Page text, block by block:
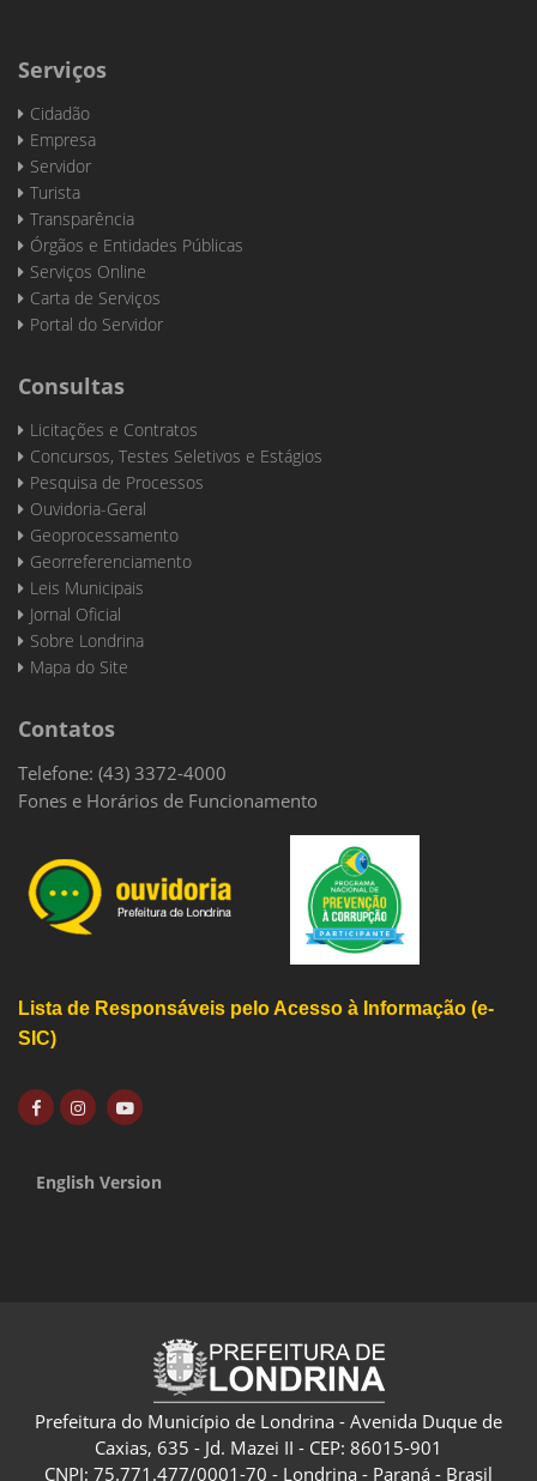
Serviços
Cidadão
Empresa
Servidor
Turista
Transparência
Órgãos e Entidades Públicas
Serviços Online
Carta de Serviços
Portal do Servidor
Consultas
Licitações e Contratos
Concursos, Testes Seletivos e Estágios
Pesquisa de Processos
Ouvidoria-Geral
Geoprocessamento
Georreferenciamento
Leis Municipais
Jornal Oficial
Sobre Londrina
Mapa do Site
Contatos
Telefone: (43) 3372-4000
Fones e Horários de Funcionamento
Lista de Responsáveis pelo Acesso à Informação (e-
SIC)
English Version
Prefeitura do Município de Londrina - Avenida Duque de
Caxias, 635 - Jd. Mazei II - CEP: 86015-901
CNPJ: 75.771.477/0001-70 - Londrina - Paraná - Brasil